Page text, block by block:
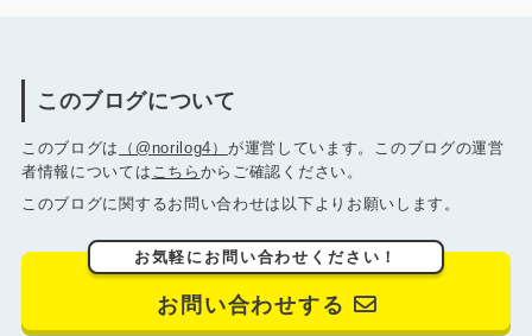
このブログについて
このブログは （@norilog4） が運営しています。このブログの運営
者情報については こちら からご確認ください。
このブログに関するお問い合わせは以下よりお願いします。
お気軽にお問い合わせください！
お問い合わせする